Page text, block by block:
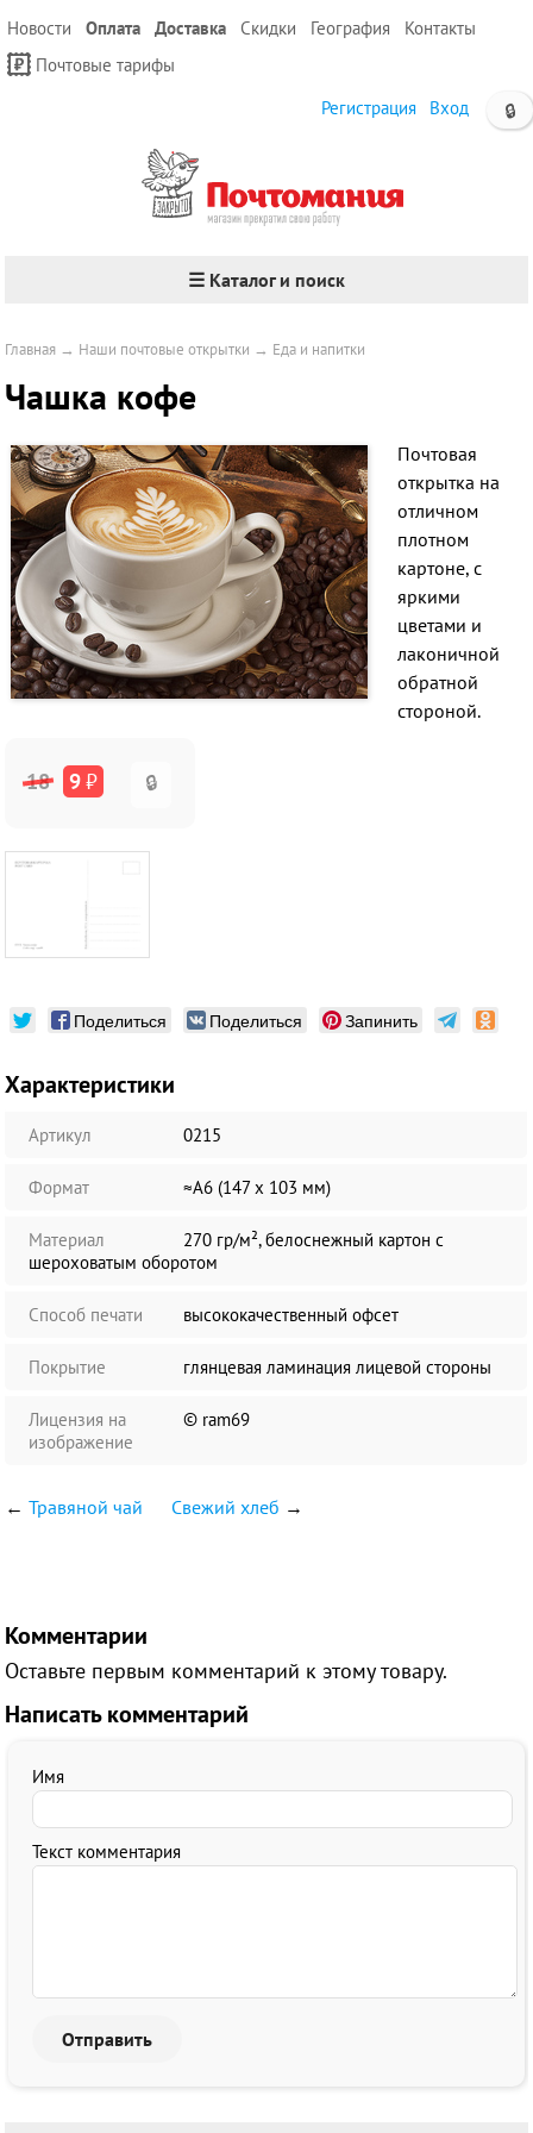
Новости Оплата Доставка Скидки География
Контакты
Почтовые тарифы
🔒
Регистрация Вход
☰ Каталог и поиск
Главная → Наши почтовые открытки → Еда и напитки
Чашка кофе
Почтовая
открытка на
отличном
плотном
картоне, с
яркими
цветами и
лаконичной
обратной
стороной.
18 9₽ 🔒
Поделиться Поделиться Запинить
Характеристики
Артикул 0215
Формат ≈А6 (147 х 103 мм)
Материал
270 гр/м², белоснежный картон с
шероховатым оборотом
Способ печати высококачественный офсет
Покрытие глянцевая ламинация лицевой стороны
Лицензия на
изображение
© ram69
←Травяной чай Свежий хлеб →
Комментарии
Оставьте первым комментарий к этому товару.
Написать комментарий
Имя
Текст комментария